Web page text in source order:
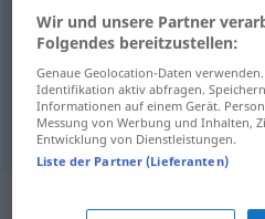
Bierflaschef canettebouteille
Spulef canetted’une
Synonyme für
Wir und unsere Partner
Folgendes bereitzustellen:
Genaue Geolocation-Daten
Identifikation aktiv abfragen.
Informationen auf einem Gerät.
Messung von Werbung und Inhalten,
Entwicklung von Dienstleistungen.
Liste der Partner (Lieferanten)